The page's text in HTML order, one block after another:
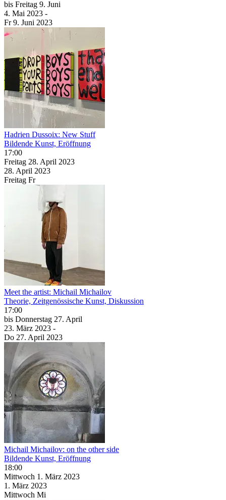
bis Freitag 9. Juni
4. Mai 2023 -
Fr9. Juni 2023
Hadrien Dussoix: New Stuff
Bildende Kunst, Eröffnung
17:00
Freitag 28. April 2023
28. April 2023
Freitag Fr
Meet the artist: Michail Michailov
Theorie, Zeitgenössische Kunst, Diskussion
17:00
bis Donnerstag 27. April
23. März 2023 -
Do 27. April 2023
Michail Michailov: on the other side
Bildende Kunst, Eröffnung
18:00
Mittwoch 1. März 2023
1. März 2023
Mittwoch Mi